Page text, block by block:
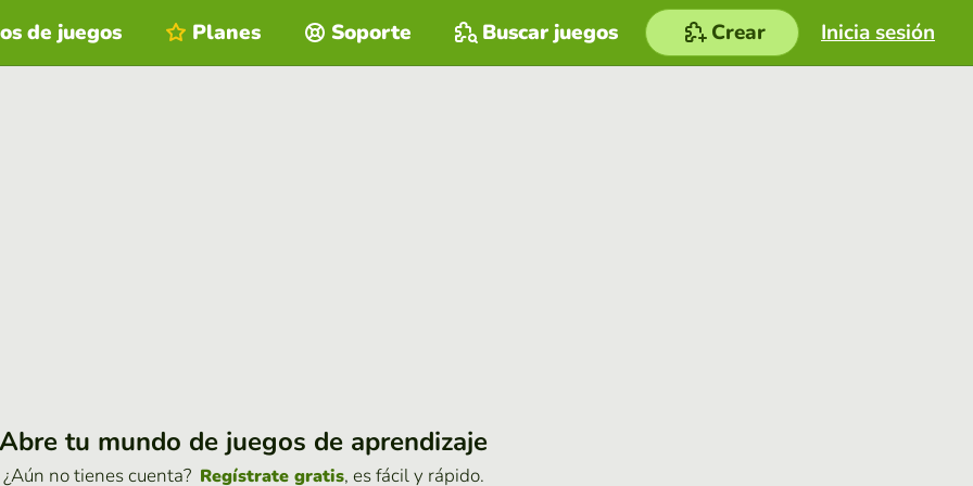
Inicia sesión
de juegos Planes Soporte Buscar juegos Crear
Abre tu mundo de juegos de aprendizaje
¿Aún no tienes cuenta? Regístrate gratis, es fácil y rápido.